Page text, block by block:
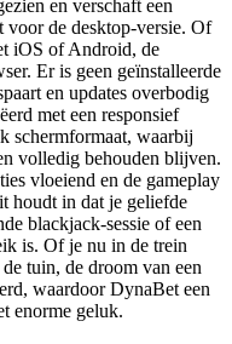
en verschaft een
de desktop-versie. Of
iOS of Android, de
Er is geen geïnstalleerde
en updates overbodig
met een responsief
schermformaat, waarbij
volledig behouden blijven.
vloeiend en de gameplay
houdt in dat je geliefde
blackjack-sessie of een
is. Of je nu in de trein
tuin, de droom van een
waardoor DynaBet een
enorme geluk.